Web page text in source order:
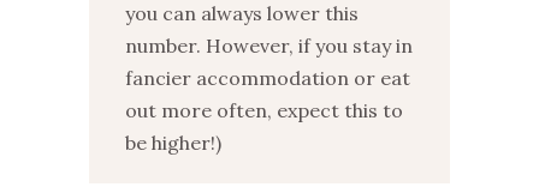
you can always lower this
number. However, if you stay in
fancier accommodation or eat
out more often, expect this to
be higher!)